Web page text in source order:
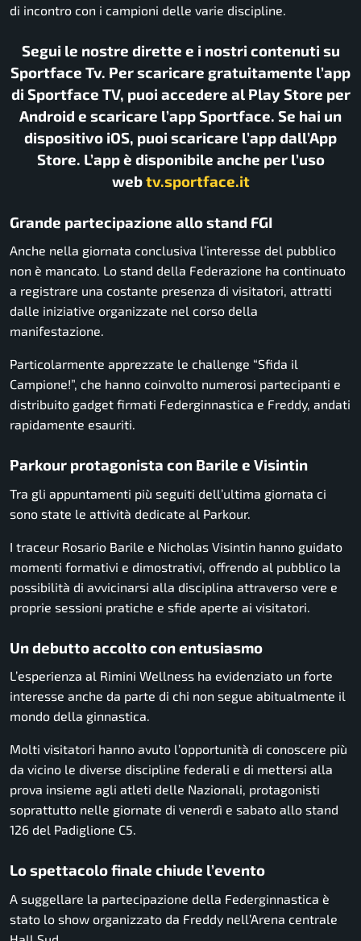
di incontro con i campioni delle varie discipline.
Segui le nostre dirette e i nostri contenuti su
Sportface Tv. Per scaricare gratuitamente l’app
di Sportface TV, puoi accedere al Play Store per
Android e scaricare l’app Sportface. Se hai un
dispositivo iOS, puoi scaricare l’app dall’App
Store. L’app è disponibile anche per l’uso
webtv.sportface.it
Grande partecipazione allo stand FGI
Anche nella giornata conclusiva l’interesse del pubblico
non è mancato. Lo stand della Federazione ha continuato
a registrare una costante presenza di visitatori, attratti
dalle iniziative organizzate nel corso della
manifestazione.
Particolarmente apprezzate le challenge “Sfida il
Campione!”, che hanno coinvolto numerosi partecipanti e
distribuito gadget firmati Federginnastica e Freddy, andati
rapidamente esauriti.
Parkour protagonista con Barile e Visintin
Tra gli appuntamenti più seguiti dell’ultima giornata ci
sono state le attività dedicate al Parkour.
I traceur Rosario Barile e Nicholas Visintin hanno guidato
momenti formativi e dimostrativi, offrendo al pubblico la
possibilità di avvicinarsi alla disciplina attraverso vere e
proprie sessioni pratiche e sfide aperte ai visitatori.
Un debutto accolto con entusiasmo
L’esperienza al Rimini Wellness ha evidenziato un forte
interesse anche da parte di chi non segue abitualmente il
mondo della ginnastica.
Molti visitatori hanno avuto l’opportunità di conoscere più
da vicino le diverse discipline federali e di mettersi alla
prova insieme agli atleti delle Nazionali, protagonisti
soprattutto nelle giornate di venerdì e sabato allo stand
126 del Padiglione C5.
Lo spettacolo finale chiude l’evento
A suggellare la partecipazione della Federginnastica è
stato lo show organizzato da Freddy nell’Arena centrale